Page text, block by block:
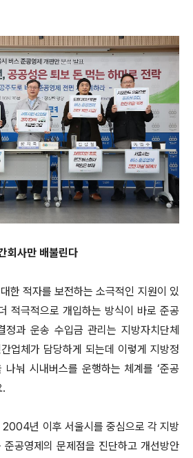
회사만 배불린다
한 적자를 보전하는 소극적인 지원이 있
적극적으로 개입하는 방식이 바로 준공
정과 운송 수입금 관리는 지방자치단체
업체가 담당하게 되는데 이렇게 지방정
나눠 시내버스를 운행하는 체계를 ‘준공
.
2004년 이후 서울시를 중심으로 각 지방
공영제의 문제점을 진단하고 개선방안